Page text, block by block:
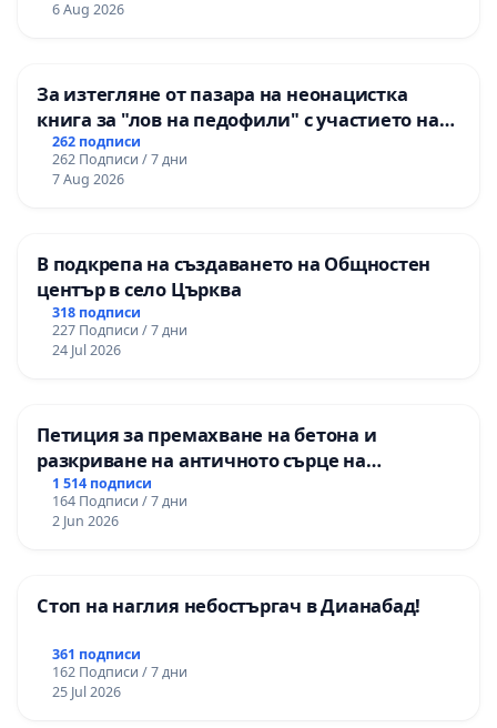
ОУ „Княз Александър I“ и Хуманитарна
6 Aug 2026
За изтегляне от пазара на неонацистка
книга за "лов на педофили" с участието на
деца
262 подписи
262 Подписи / 7 дни
7 Aug 2026
В подкрепа на създаването на Общностен
център в село Църква
318 подписи
227 Подписи / 7 дни
24 Jul 2026
Петиция за премахване на бетона и
разкриване на античното сърце на
Могиланската могила във Враца
1 514 подписи
164 Подписи / 7 дни
2 Jun 2026
Стоп на наглия небостъргач в Дианабад!
361 подписи
162 Подписи / 7 дни
25 Jul 2026